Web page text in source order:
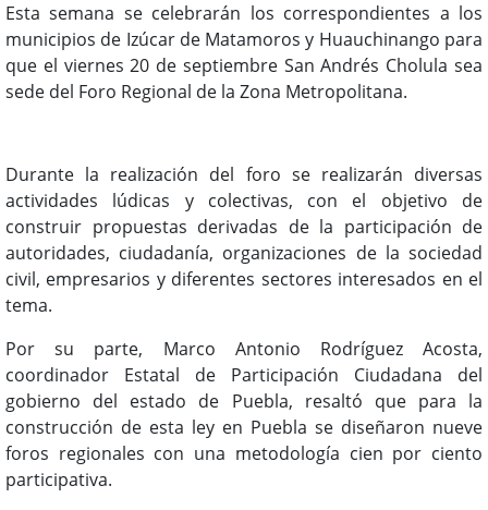
Esta semana se celebrarán los correspondientes a los
municipios de Izúcar de Matamoros y Huauchinango para
que el viernes 20 de septiembre San Andrés Cholula sea
sede del Foro Regional de la Zona Metropolitana.
Durante la realización del foro se realizarán diversas
actividades lúdicas y colectivas, con el objetivo de
construir propuestas derivadas de la participación de
autoridades, ciudadanía, organizaciones de la sociedad
civil, empresarios y diferentes sectores interesados en el
tema.
Por su parte, Marco Antonio Rodríguez Acosta,
coordinador Estatal de Participación Ciudadana del
gobierno del estado de Puebla, resaltó que para la
construcción de esta ley en Puebla se diseñaron nueve
foros regionales con una metodología cien por ciento
participativa.